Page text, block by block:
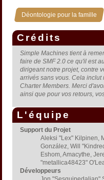
Déontologie pour la famille
Crédits
Simple Machines tient à
faire de SMF 2.0 ce qu'il est
dirigeant notre projet, contre
arrivés sans vous. Cela
Charter Members. Merci
ainsi que pour vos retours,
L'équipe
Support du Projet
Aleksi "Lex" Kilpinen,
González, Will
Eshom, Amacythe,
"metallica48423"
Développeurs